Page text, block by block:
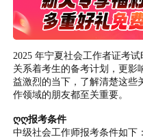
2025 年宁夏社会工作者证考
关系着考生的备考计划，更影
益激烈的当下，了解清楚这些
作领域的朋友都至关重要。
ღღ报考条件
中级社会工作师报考条件如下：